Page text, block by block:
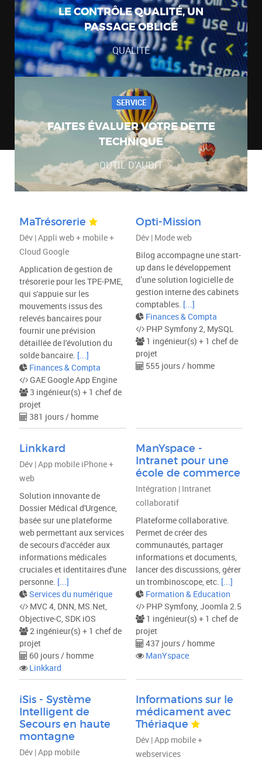
LE CONTRÔLE QUALITÉ, UN
PASSAGE OBLIGÉ
QUALITÉ
SERVICE
FAITES ÉVALUER VOTRE DETTE
TECHNIQUE
OUTIL D’AUDIT
MaTrésorerie
Dév | Appli web + mobile +
Cloud Google
Application de gestion de
trésorerie pour les TPE-PME,
qui s'appuie sur les
mouvements issus des
relevés bancaires pour
fournir une prévision
détaillée de l'évolution du
solde bancaire. [...]
Finances & Compta
GAE Google App Engine
3 ingénieur(s) + 1 chef de
projet
381 jours / homme
Opti-Mission
Dév | Mode web
Bilog accompagne une start-
up dans le développement
d’une solution logicielle de
gestion interne des cabinets
comptables. [...]
Finances & Compta
PHP Symfony 2, MySQL
1 ingénieur(s) + 1 chef de
projet
555 jours / homme
Linkkard
Dév | App mobile iPhone +
web
Solution innovante de
Dossier Médical d'Urgence,
basée sur une plateforme
web permettant aux services
de secours d'accéder aux
informations médicales
cruciales et identitaires d'une
personne. [...]
Services du numérique
MVC 4, DNN, MS.Net,
Objective-C, SDK iOS
2 ingénieur(s) + 1 chef de
projet
60 jours / homme
Linkkard
ManYspace -
Intranet pour une
école de commerce
Intégration | Intranet
collaboratif
Plateforme collaborative.
Permet de créer des
communautés, partager
informations et documents,
lancer des discussions, gérer
un trombinoscope, etc. [...]
Formation & Education
PHP Symfony, Joomla 2.5
1 ingénieur(s) + 1 chef de
projet
437 jours / homme
ManYspace
iSis - Système
Intelligent de
Secours en haute
montagne
Dév | App mobile
Informations sur le
médicament avec
Thériaque
Dév | App mobile +
webservices